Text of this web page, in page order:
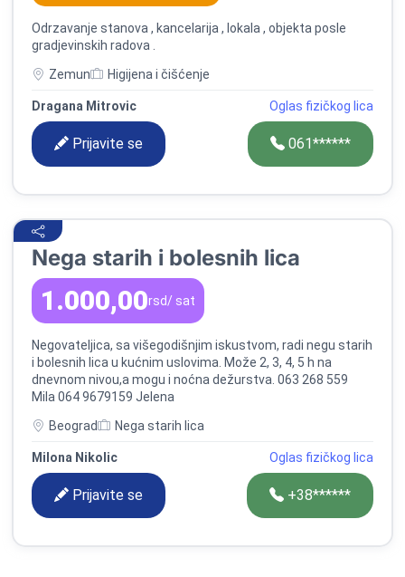
Odrzavanje stanova , kancelarija , lokala , objekta posle
gradjevinskih radova .
Zemun Higijena i čišćenje
Dragana Mitrovic Oglas fizičkog lica
Prijavite se 061******
Nega starih i bolesnih lica
1.000,00rsd/ sat
Negovateljica, sa višegodišnjim iskustvom, radi negu starih
i bolesnih lica u kućnim uslovima. Može 2, 3, 4, 5 h na
dnevnom nivou,a mogu i noćna dežurstva. 063 268 559
Mila 064 9679159 Jelena
Beograd Nega starih lica
Milona Nikolic Oglas fizičkog lica
Prijavite se +38******